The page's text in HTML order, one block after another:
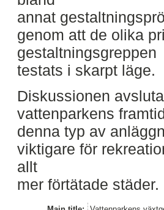
annat
genom att de olika
gestaltningsgreppen
testats i skarpt läge.
Diskussionen
vattenparkens
denna typ av
viktigare för
allt
mer förtätade städer.